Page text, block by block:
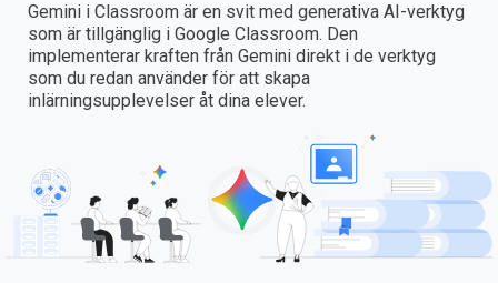
Gemini i Classroom är en svit med generativa AI-verktyg
som är tillgänglig i Google Classroom. Den
implementerar kraften från Gemini direkt i de verktyg
som du redan använder för att skapa
inlärningsupplevelser åt dina elever.